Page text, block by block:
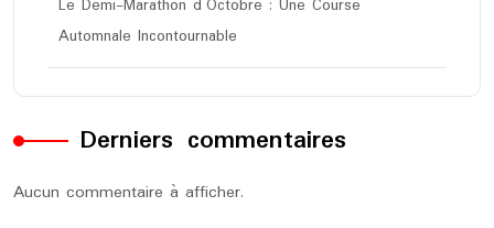
Le Demi-Marathon d’Octobre : Une Course
Automnale Incontournable
Derniers commentaires
Aucun commentaire à afficher.